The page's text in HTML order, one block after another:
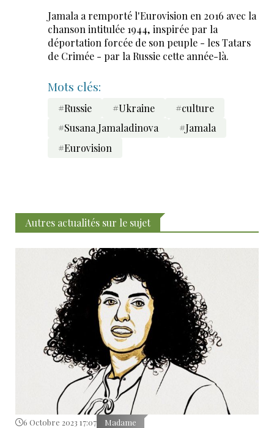
Jamala a remporté l'Eurovision en 2016 avec la
chanson intitulée 1944, inspirée par la
déportation forcée de son peuple - les Tatars
de Crimée - par la Russie cette année-là.
Mots clés:
#Russie #Ukraine
#culture
#Susana Jamaladinova
#Jamala
#Eurovision
Autres actualités sur le sujet
6 Octobre 2023 17:07 Madame